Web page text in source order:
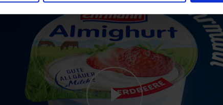
Bestimmungen zumDatenschutz.